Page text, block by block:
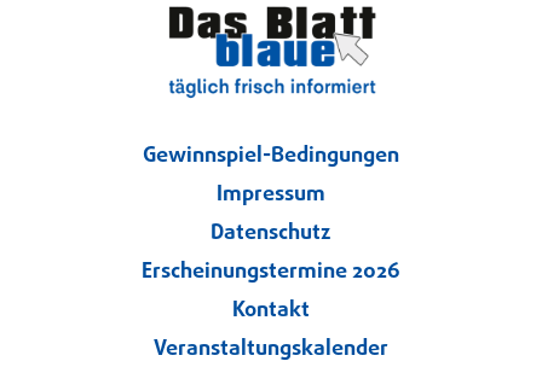
Gewinnspiel-Bedingungen
Impressum
Datenschutz
Erscheinungstermine 2026
Kontakt
Veranstaltungskalender